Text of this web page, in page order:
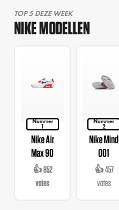
TOP 5 DEZE WEEK
NIKE MODELLEN
Nummer
1
Nike Air
Max 90
👍 852
votes
Nummer
2
Nike Mind
001
👍 457
votes